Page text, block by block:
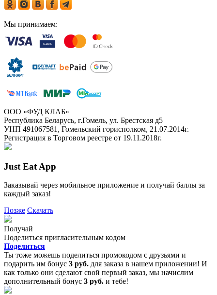
Мы принимаем:
ООО «ФУД КЛАБ»
Республика Беларусь, г.Гомель, ул. Брестская д5
УНП 491067581, Гомельский горисполком, 21.07.2014г.
Регистрация в Торговом реестре от 19.11.2018г.
Just Eat App
Заказывай через мобильное приложение и получай баллы за
каждый заказ!
Позже Скачать
Получай
Поделиться пригласительным кодом
Поделиться
Ты тоже можешь поделиться промокодом с друзьями и
подарить им бонус 3 руб. для заказа в нашем приложении! И
как только они сделают свой первый заказ, мы начислим
дополнительный бонус 3 руб. и тебе!